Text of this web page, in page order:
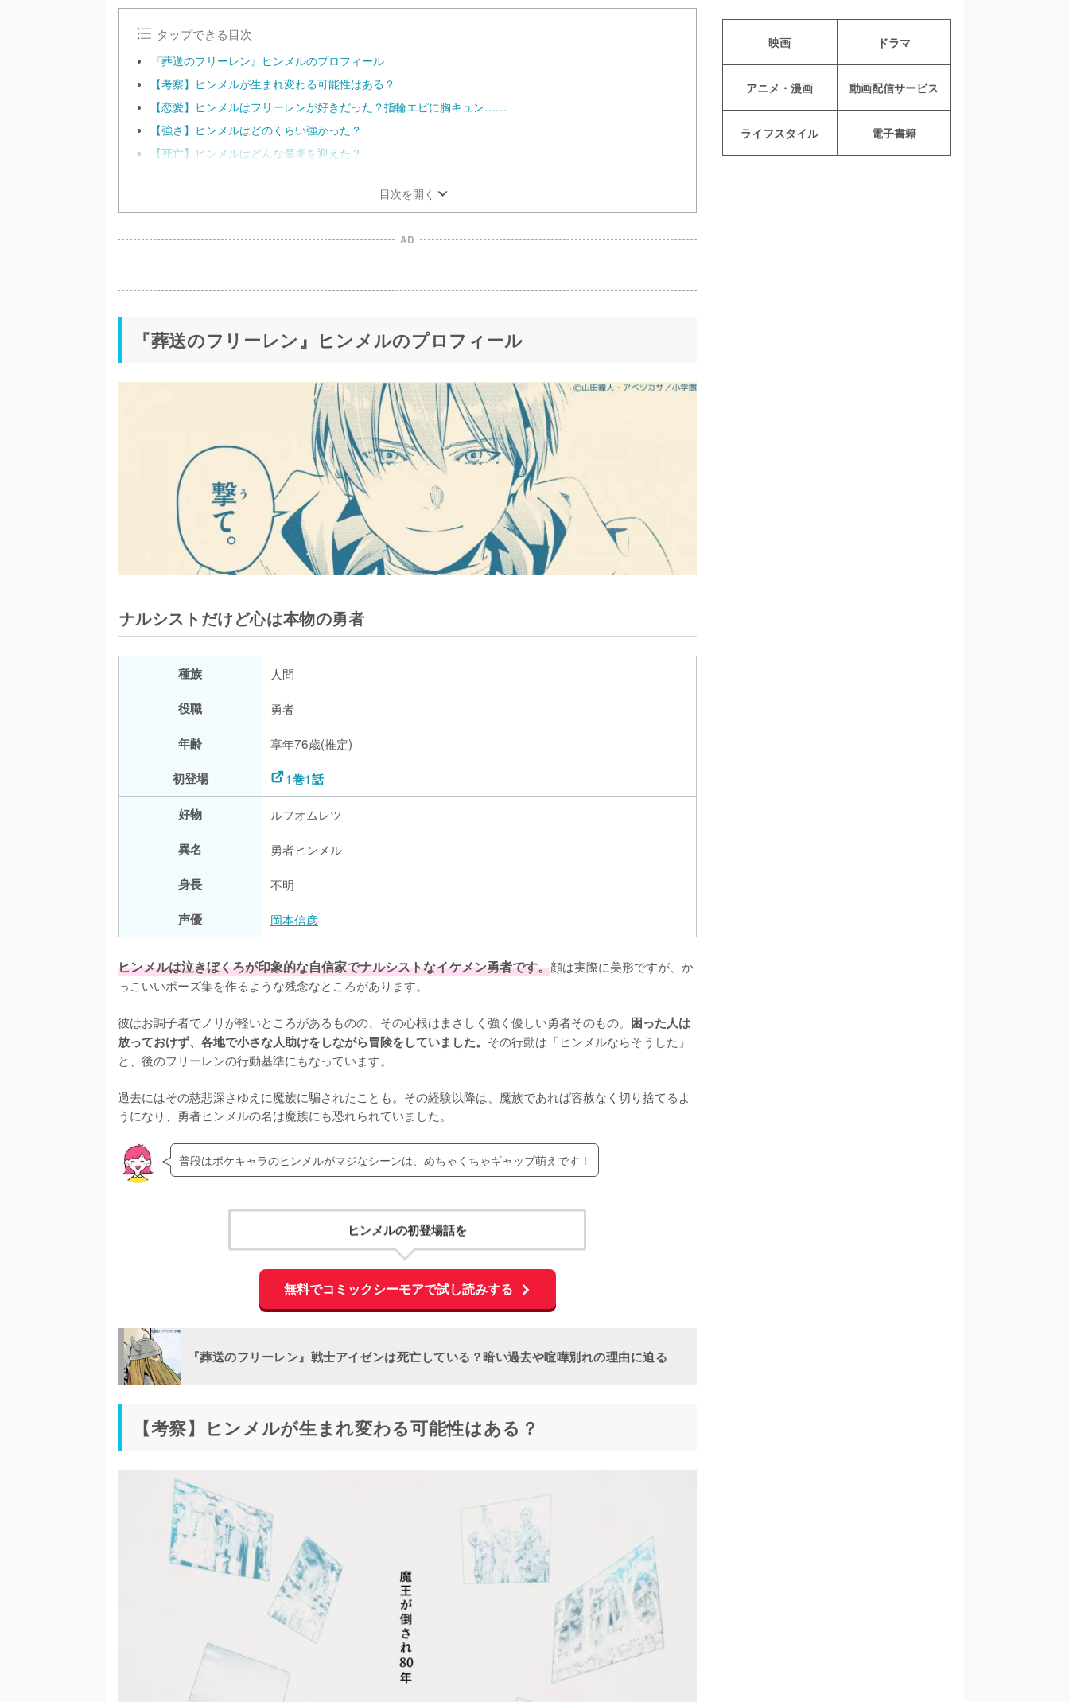
タップできる目次
『葬送のフリーレン』ヒンメルのプロフィール
【考察】ヒンメルが生まれ変わる可能性はある？
【恋愛】ヒンメルはフリーレンが好きだった？指輪エピに胸キュン……
【強さ】ヒンメルはどのくらい強かった？
【死亡】ヒンメルはどんな最期を迎えた？
目次を開く
AD
『葬送のフリーレン』ヒンメルのプロフィール
ナルシストだけど心は本物の勇者
種族
人間
役職
勇者
年齢
享年76歳(推定)
初登場
1巻1話
好物
ルフオムレツ
異名
勇者ヒンメル
身長
不明
声優
岡本信彦
ヒンメルは泣きぼくろが印象的な自信家でナルシストなイケメン勇者です。顔は実際に美形ですが、か
っこいいポーズ集を作るような残念なところがあります。
彼はお調子者でノリが軽いところがあるものの、その心根はまさしく強く優しい勇者そのもの。 困った人は
放っておけず、各地で小さな人助けをしながら冒険をしていました。 その行動は「ヒンメルならそうした」
と、後のフリーレンの行動基準にもなっています。
過去にはその慈悲深さゆえに魔族に騙されたことも。その経験以降は、魔族であれば容赦なく切り捨てるよ
うになり、勇者ヒンメルの名は魔族にも恐れられていました。
普段はボケキャラのヒンメルがマジなシーンは、めちゃくちゃギャップ萌えです！
ヒンメルの初登場話を
無料でコミックシーモアで試し読みする
『葬送のフリーレン』戦士アイゼンは死亡している？暗い過去や喧嘩別れの理由に迫る
【考察】ヒンメルが生まれ変わる可能性はある？
映画 ドラマ
アニメ・漫画 動画配信サービス
ライフスタイル 電子書籍